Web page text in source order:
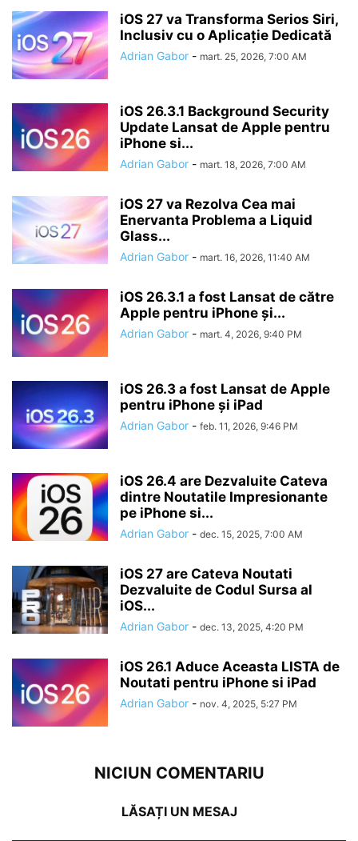
iOS 27 va Transforma Serios Siri,
Inclusiv cu o Aplicație Dedicată
Adrian Gabor - mart. 25, 2026, 7:00 AM
iOS 26.3.1 Background Security
Update Lansat de Apple pentru
iPhone si...
Adrian Gabor - mart. 18, 2026, 7:00 AM
iOS 27 va Rezolva Cea mai
Enervanta Problema a Liquid
Glass...
Adrian Gabor - mart. 16, 2026, 11:40 AM
iOS 26.3.1 a fost Lansat de către
Apple pentru iPhone și...
Adrian Gabor - mart. 4, 2026, 9:40 PM
iOS 26.3 a fost Lansat de Apple
pentru iPhone și iPad
Adrian Gabor - feb. 11, 2026, 9:46 PM
iOS 26.4 are Dezvaluite Cateva
dintre Noutatile Impresionante
pe iPhone si...
Adrian Gabor - dec. 15, 2025, 7:00 AM
iOS 27 are Cateva Noutati
Dezvaluite de Codul Sursa al
iOS...
Adrian Gabor - dec. 13, 2025, 4:20 PM
iOS 26.1 Aduce Aceasta LISTA de
Noutati pentru iPhone si iPad
Adrian Gabor - nov. 4, 2025, 5:27 PM
NICIUN COMENTARIU
LĂSAȚI UN MESAJ